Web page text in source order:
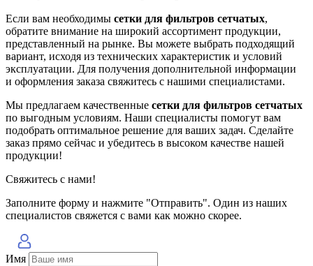
Если вам необходимы сетки для фильтров сетчатых,
обратите внимание на широкий ассортимент продукции,
представленный на рынке. Вы можете выбрать подходящий
вариант, исходя из технических характеристик и условий
эксплуатации. Для получения дополнительной информации
и оформления заказа свяжитесь с нашими специалистами.
Мы предлагаем качественные сетки для фильтров сетчатых
по выгодным условиям. Наши специалисты помогут вам
подобрать оптимальное решение для ваших задач. Сделайте
заказ прямо сейчас и убедитесь в высоком качестве нашей
продукции!
Свяжитесь с нами!
Заполните форму и нажмите "Отправить". Один из наших
специалистов свяжется с вами как можно скорее.
Имя